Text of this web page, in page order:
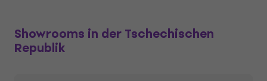
Showrooms in der Tschechischen
Republik